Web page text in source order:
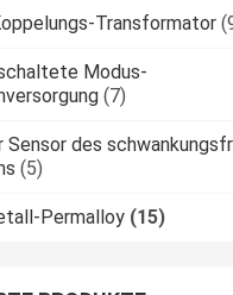
Transformator
Modus-
(7)
Sensor des
(5)
Permalloy (15)